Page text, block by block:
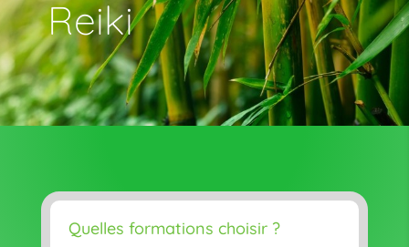
Reiki
Quelles formations choisir ?